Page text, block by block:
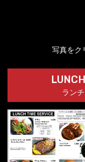
写真をク
ラン